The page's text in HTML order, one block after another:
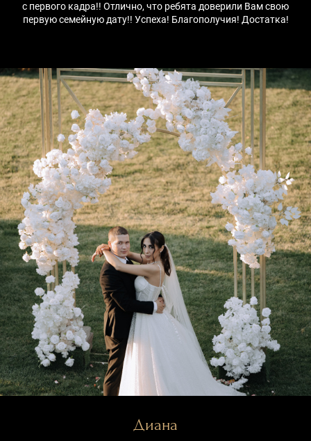
с первого кадра!! Отлично, что ребята доверили Вам свою
первую семейную дату!! Успеха! Благополучия! Достатка!
Диана